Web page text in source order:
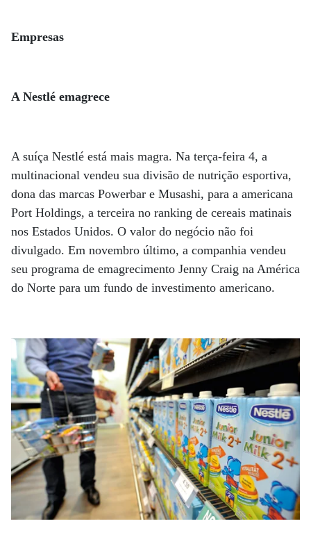
Empresas
A Nestlé emagrece
A suíça Nestlé está mais magra. Na terça-feira 4, a
multinacional vendeu sua divisão de nutrição esportiva,
dona das marcas Powerbar e Musashi, para a americana
Port Holdings, a terceira no ranking de cereais matinais
nos Estados Unidos. O valor do negócio não foi
divulgado. Em novembro último, a companhia vendeu
seu programa de emagrecimento Jenny Craig na América
do Norte para um fundo de investimento americano.